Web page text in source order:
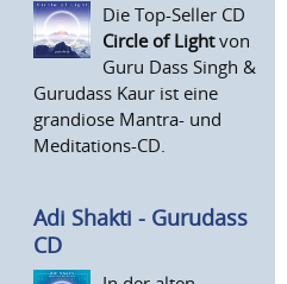
Die Top-Seller CD
Circle of Lightvon
Guru Dass Singh &
Gurudass Kaur ist eine
grandiose Mantra- und
Meditations-CD.
Adi Shakti - Gurudass
CD